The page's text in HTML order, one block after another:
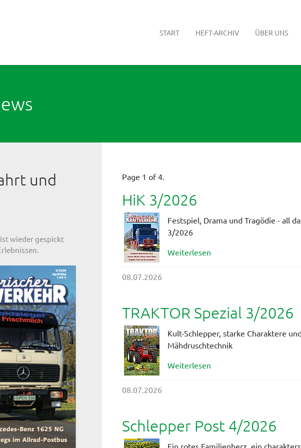
START HEFT-ARCHIV ÜBER UNS
und
wieder gespickt
Page 1 of 4.
HiK 3/2026
Festspiel, Drama und Tragödie - all
3/2026
Weiterlesen
08.07.2026
TRAKTOR Spezial 3/2026
Kult-Schlepper, starke Charaktere
Mähdruschtechnik
Weiterlesen
08.07.2026
Schlepper Post 4/2026
Ein rotes Familienherz, ein